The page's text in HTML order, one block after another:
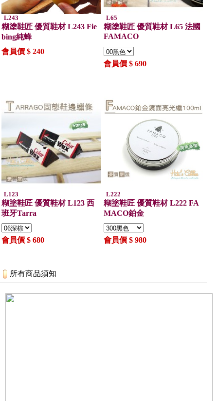
L243
糊塗鞋匠 優質鞋材 L243 Fie
bing純蜂
會員價 $ 240
L65
糊塗鞋匠 優質鞋材 L65 法國
FAMACO
會員價 $ 690
L123
糊塗鞋匠 優質鞋材 L123 西
班牙Tarra
會員價 $ 680
L222
糊塗鞋匠 優質鞋材 L222 FA
MACO鉑金
會員價 $ 980
所有商品須知